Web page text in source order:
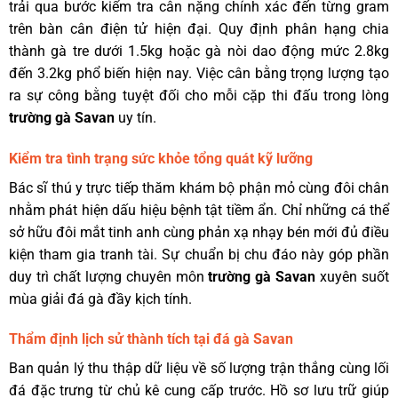
trải qua bước kiểm tra cân nặng chính xác đến từng gram
trên bàn cân điện tử hiện đại. Quy định phân hạng chia
thành gà tre dưới 1.5kg hoặc gà nòi dao động mức 2.8kg
đến 3.2kg phổ biến hiện nay. Việc cân bằng trọng lượng tạo
ra sự công bằng tuyệt đối cho mỗi cặp thi đấu trong lòng
trường gà Savanuy tín.
Kiểm tra tình trạng sức khỏe tổng quát kỹ lưỡng
Bác sĩ thú y trực tiếp thăm khám bộ phận mỏ cùng đôi chân
nhằm phát hiện dấu hiệu bệnh tật tiềm ẩn. Chỉ những cá thể
sở hữu đôi mắt tinh anh cùng phản xạ nhạy bén mới đủ điều
kiện tham gia tranh tài. Sự chuẩn bị chu đáo này góp phần
duy trì chất lượng chuyên môntrường gà Savan xuyên suốt
mùa giải đá gà đầy kịch tính.
Thẩm định lịch sử thành tích tại đá gà Savan
Ban quản lý thu thập dữ liệu về số lượng trận thắng cùng lối
đá đặc trưng từ chủ kê cung cấp trước. Hồ sơ lưu trữ giúp